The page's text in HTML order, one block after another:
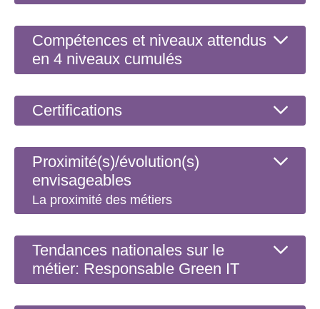
Compétences et niveaux attendus
en 4 niveaux cumulés
Certifications
Proximité(s)/évolution(s)
envisageables
La proximité des métiers
Tendances nationales sur le
métier: Responsable Green IT